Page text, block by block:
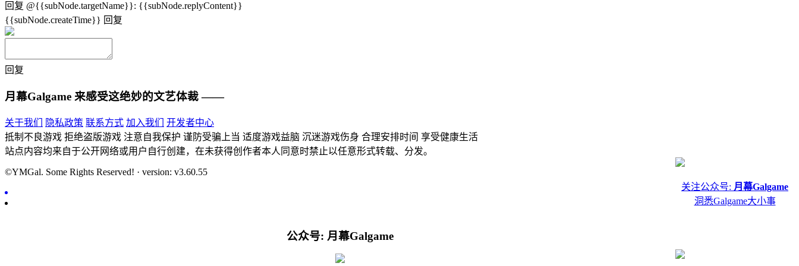
回复 @{{subNode.targetName}}: {{subNode.replyContent}}
{{subNode.createTime}} 回复
回复
月幕Galgame 来感受这绝妙的文艺体裁 ——
关于我们 隐私政策 联系方式 加入我们
开发者中心
抵制不良游戏 拒绝盗版游戏 注意自我保护 谨防受骗上当 适度游戏益脑 沉迷游戏伤身 合理安排时间 享受健康生活
站点内容均来自于公开网络或用户自行创建，在未获得创作者本人同意时禁止以任意形式转载、分发。
关注公众号: 月幕Galgame
洞悉Galgame大小事
©YMGal. Some Rights Reserved! · version: v3.60.55
公众号: 月幕Galgame